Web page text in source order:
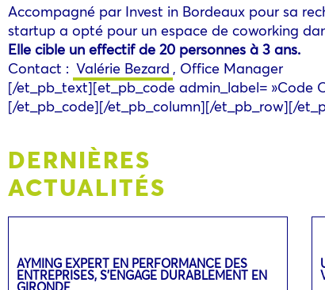
Accompagné par Invest in Bordeaux pour sa
startup a opté pour un espace de coworking
Elle cible un effectif de 20 personnes à 3 ans.
Contact : Valérie Bezard , Office Manager
[/et_pb_text][et_pb_code admin_label= »Code
[/et_pb_code][/et_pb_column][/et_pb_row][/
DERNIÈRES
ACTUALITÉS
AYMING EXPERT EN PERFORMANCE DES
ENTREPRISES, S’ENGAGE DURABLEMENT EN
GIRONDE